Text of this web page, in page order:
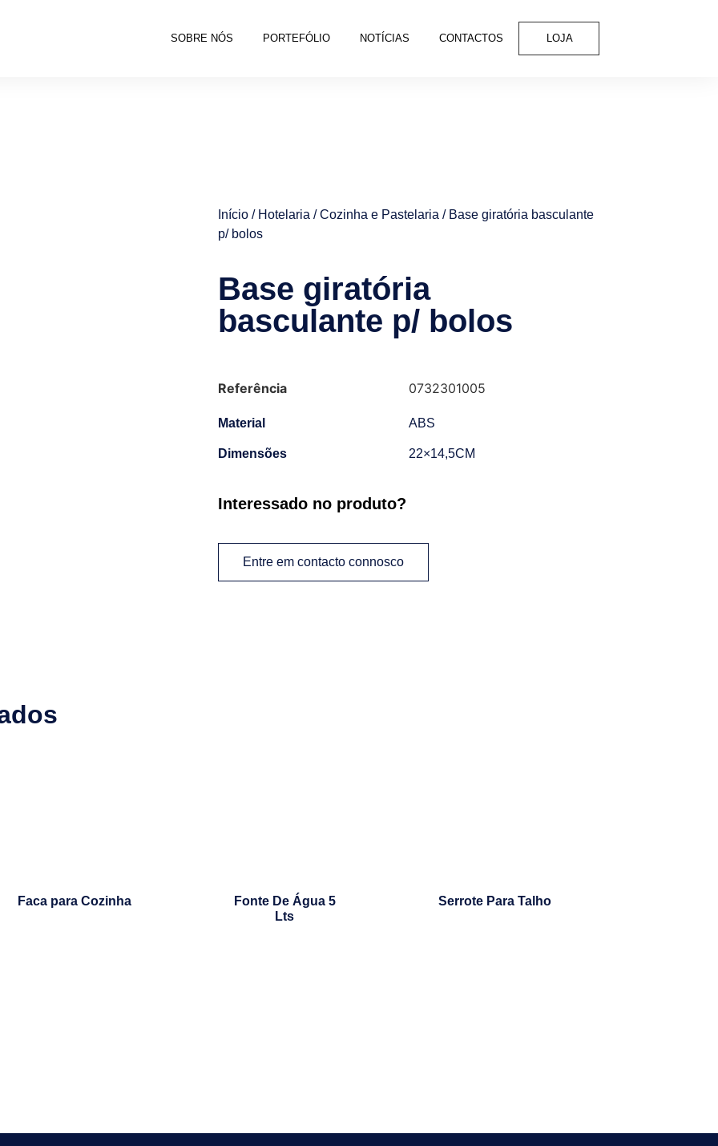
SOBRE NÓS PORTEFÓLIO NOTÍCIAS CONTACTOS LOJA
Início / Hotelaria /Cozinha e Pastelaria / Base giratória basculante
p/ bolos
Base giratória
basculante p/ bolos
Referência 0732301005
Material ABS
Dimensões 22×14,5CM
Interessado no produto?
Entre em contacto connosco
Faca para Cozinha
Fonte De Água 5
Lts
Serrote Para Talho